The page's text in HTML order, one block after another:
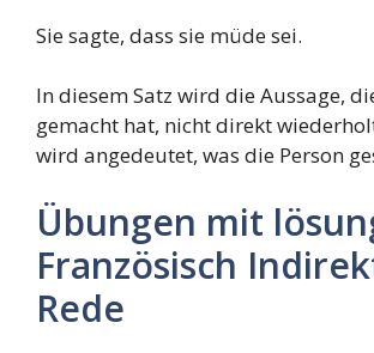
Sie sagte, dass sie müde sei.
In diesem Satz wird die Aussage,
gemacht hat, nicht direkt
wird angedeutet, was die Person
Übungen mit
Französisch
Rede